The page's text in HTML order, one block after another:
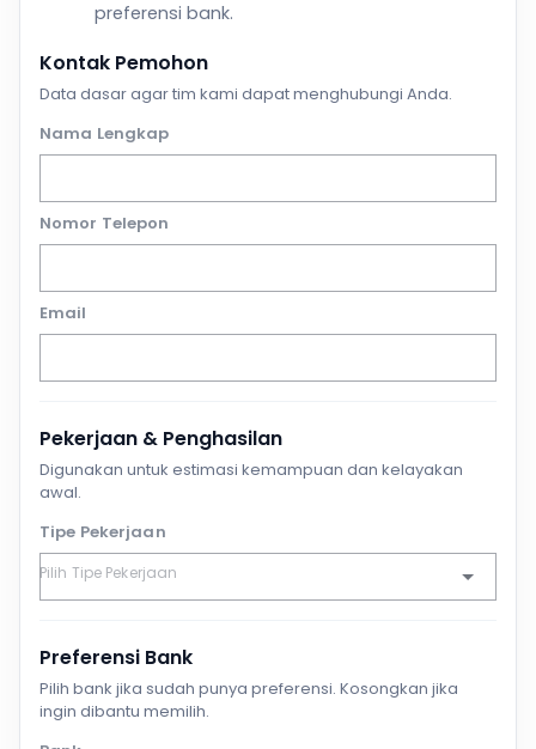
preferensi bank.
Kontak Pemohon
Data dasar agar tim kami dapat menghubungi Anda.
Nama Lengkap
Nomor Telepon
Email
Pekerjaan & Penghasilan
Digunakan untuk estimasi kemampuan dan kelayakan
awal.
Tipe Pekerjaan
Preferensi Bank
Pilih bank jika sudah punya preferensi. Kosongkan jika
ingin dibantu memilih.